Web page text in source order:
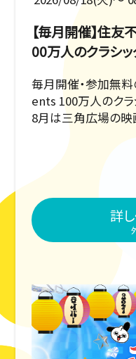
【毎月開催】住
00万人のクラシッ
毎月開催・参加無
ents 100万人のクラ
8月は三角広場の映
ックの名曲たちをヴ
のひとときをお過ご
詳